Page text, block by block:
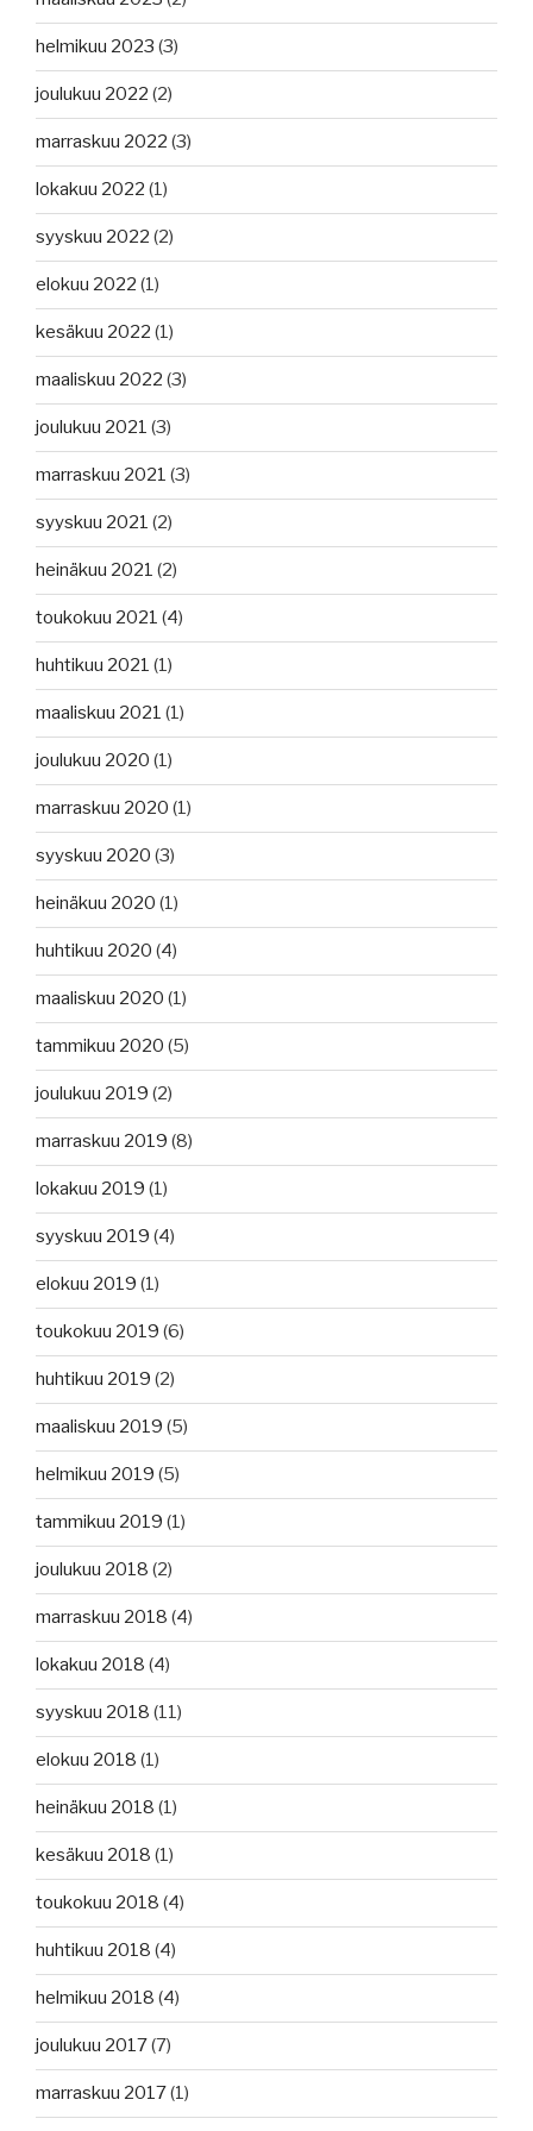
helmikuu 2023 (3)
joulukuu 2022 (2)
marraskuu 2022 (3)
lokakuu 2022 (1)
syyskuu 2022 (2)
elokuu 2022 (1)
kesäkuu 2022 (1)
maaliskuu 2022 (3)
joulukuu 2021 (3)
marraskuu 2021 (3)
syyskuu 2021 (2)
heinäkuu 2021 (2)
toukokuu 2021 (4)
huhtikuu 2021 (1)
maaliskuu 2021 (1)
joulukuu 2020 (1)
marraskuu 2020 (1)
syyskuu 2020 (3)
heinäkuu 2020 (1)
huhtikuu 2020 (4)
maaliskuu 2020 (1)
tammikuu 2020 (5)
joulukuu 2019 (2)
marraskuu 2019 (8)
lokakuu 2019 (1)
syyskuu 2019 (4)
elokuu 2019 (1)
toukokuu 2019 (6)
huhtikuu 2019 (2)
maaliskuu 2019 (5)
helmikuu 2019 (5)
tammikuu 2019 (1)
joulukuu 2018 (2)
marraskuu 2018 (4)
lokakuu 2018 (4)
syyskuu 2018 (11)
elokuu 2018 (1)
heinäkuu 2018 (1)
kesäkuu 2018 (1)
toukokuu 2018 (4)
huhtikuu 2018 (4)
helmikuu 2018 (4)
joulukuu 2017(7)
marraskuu 2017(1)